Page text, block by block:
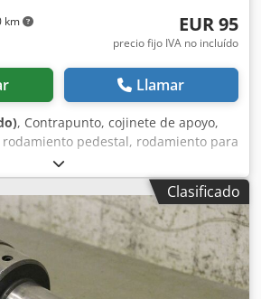
km EUR 95
precio fijo IVA no incluído
Llamar
, Contrapunto, cojinete de apoyo,
pedestal, rodamiento para
de apoyo: para fresadora - Orificio: Ø
- Guiado cola de milano: 79 x 59
Akksf - Dimensiones: ver
- Dimensiones totales:
3,6 kg
Clasificado